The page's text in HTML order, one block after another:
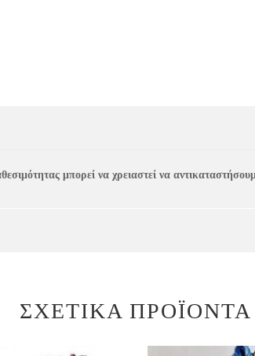
μπορεί να χρειαστεί να
ΣΧΕΤΙΚΆ ΠΡΟΪΌΝΤΑ